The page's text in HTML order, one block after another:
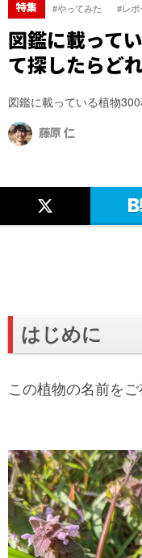
特集 #やってみた #レポ
図鑑に載って
て探したらど
図鑑に載っている植物300
藤原 仁
はじめに
この植物の名前をご